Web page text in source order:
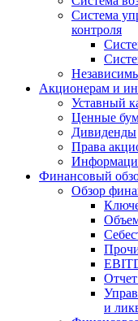
Система
контроля
Акционерам и
Уставный
Ценные
Дивиденды
Права
Финансовый
Обзор
и